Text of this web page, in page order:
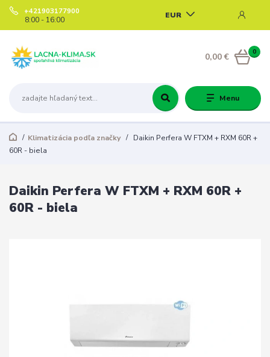
Menu
EUR
+421903177900
8:00 - 16:00
0
0,00 €
Klimatizácia podľa značky
Daikin Perfera W FTXM + RXM 60R +
60R - biela
Daikin Perfera W FTXM + RXM 60R +
60R - biela